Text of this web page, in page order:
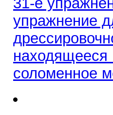
упражнение
находящееся
соломенное